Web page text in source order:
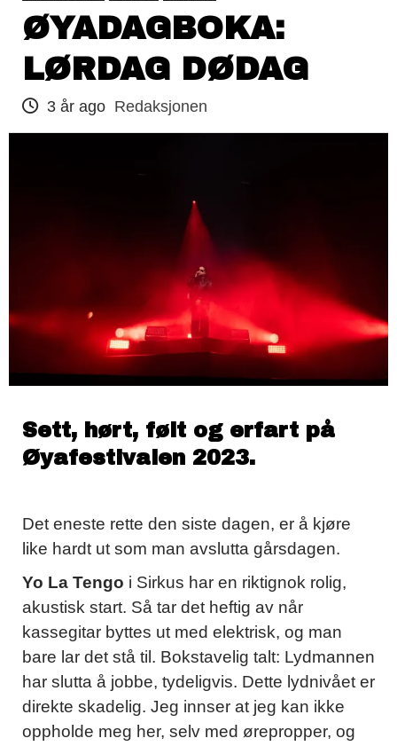
ØYADAGBOKA:
LØRDAG DØDAG
3 år ago Redaksjonen
Sett, hørt, følt og erfart på
Øyafestivalen 2023.
Det eneste rette den siste dagen, er å kjøre
like hardt ut som man avslutta gårsdagen.
Yo La Tengo i Sirkus har en riktignok rolig,
akustisk start. Så tar det heftig av når
kassegitar byttes ut med elektrisk, og man
bare lar det stå til. Bokstavelig talt: Lydmannen
har slutta å jobbe, tydeligvis. Dette lydnivået er
direkte skadelig. Jeg innser at jeg kan ikke
oppholde meg her, selv med ørepropper, og